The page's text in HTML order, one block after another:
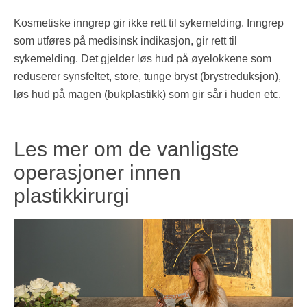
Kosmetiske inngrep gir ikke rett til sykemelding. Inngrep
som utføres på medisinsk indikasjon, gir rett til
sykemelding. Det gjelder løs hud på øyelokkene som
reduserer synsfeltet, store, tunge bryst (brystreduksjon),
løs hud på magen (bukplastikk) som gir sår i huden etc.
Les mer om de vanligste
operasjoner innen
plastikkirurgi